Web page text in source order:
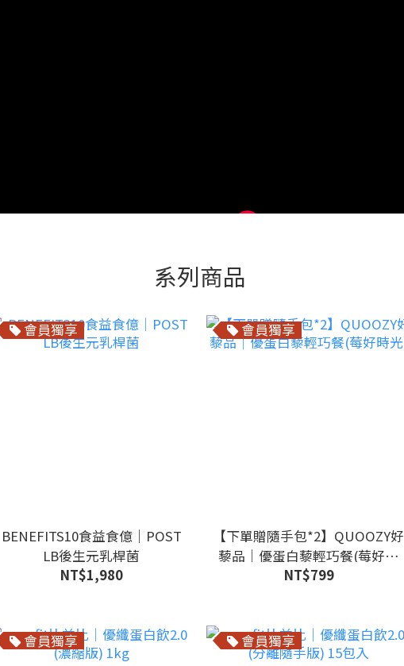
系列商品
會員獨享
BENEFITS10食益食億｜POST
LB後生元乳桿菌
NT$1,980
會員獨享
【下單贈隨手包*2】QUOOZY好
藜品｜優蛋白藜輕巧餐(莓好時
光)
NT$799
會員獨享 會員獨享